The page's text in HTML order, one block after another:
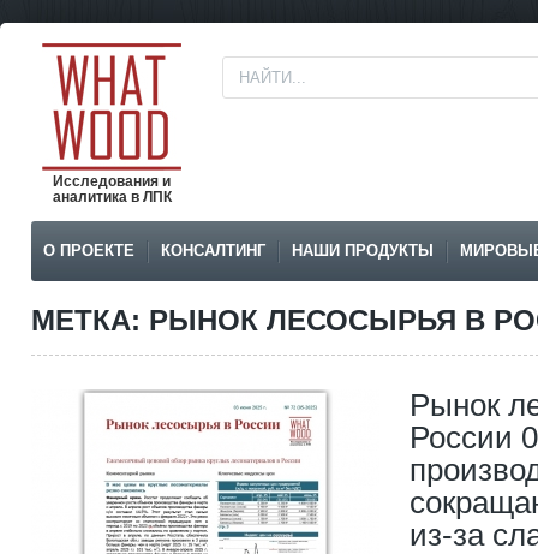
Исследования и
аналитика в ЛПК
О ПРОЕКТЕ КОНСАЛТИНГ НАШИ ПРОДУКТЫ
МЕТКА: РЫНОК ЛЕСОСЫРЬЯ В
Рынок
России
из-за